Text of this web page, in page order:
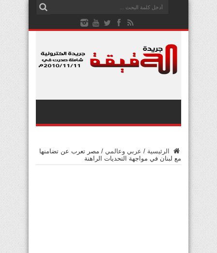
الرئيسية / عربي وعالمي / مصر تعرب عن تضامنها
مع لبنان في مواجهة التحديات الراهنة